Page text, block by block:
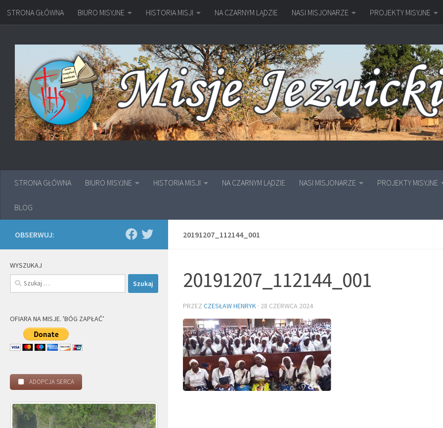
Przejdź do treści
STRONA GŁÓWNA BIURO MISYJNE HISTORIA MISJI NA CZARNYM LĄDZIE NASI MISJONARZE PROJEKTY MISYJNE
STRONA GŁÓWNA BIURO MISYJNE HISTORIA MISJI NA CZARNYM LĄDZIE NASI MISJONARZE PROJEKTY MISYJNE
BLOG
20191207_112144_001
20191207_112144_001
PRZEZ CZESŁAW HENRYK · 28 CZERWCA 2024
OBSERWUJ:
WYSZUKAJ
Szukaj:
OFIARA NA MISJE. 'BÓG ZAPŁAĆ’
ADOPCJA SERCA